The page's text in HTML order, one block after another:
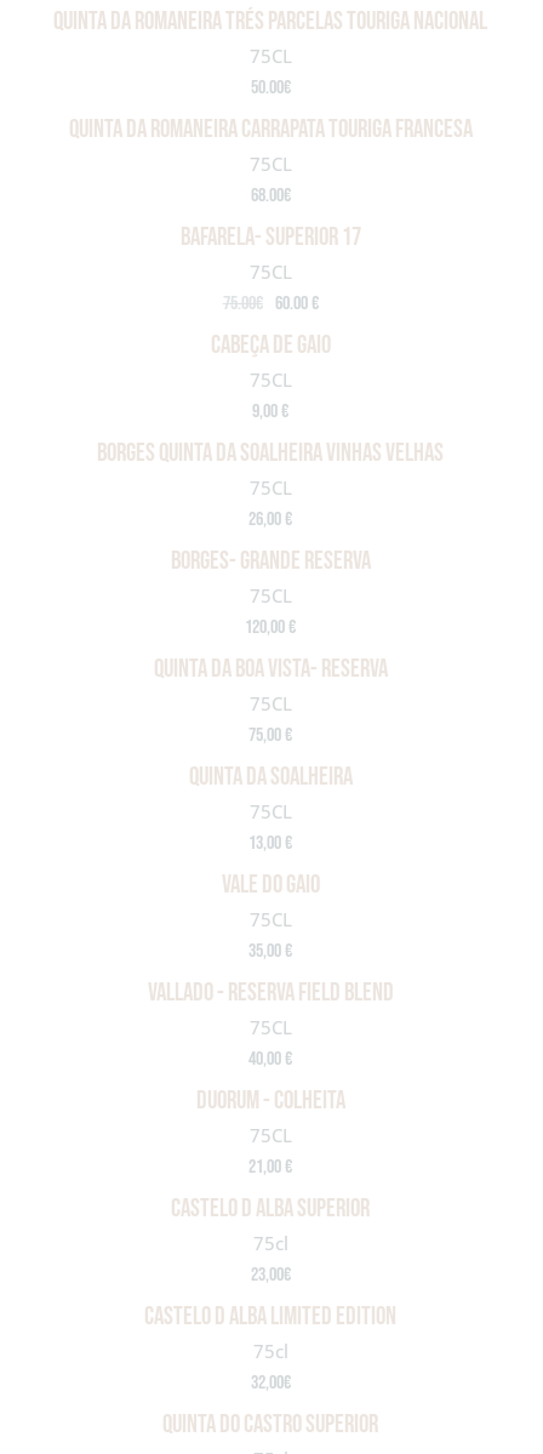
QUINTA DA ROMANEIRA TRÉS PARCELAS TOURIGA NACIONAL
75CL
50.00€
QUINTA DA ROMANEIRA CARRAPATA TOURIGA FRANCESA
75CL
68.00€
BAFARELA- SUPERIOR 17
75CL
75.00€ 60.00 €
CABEÇA DE GAIO
75CL
9,00 €
BORGES QUINTA DA SOALHEIRA VINHAS VELHAS
75CL
26,00 €
BORGES- GRANDE RESERVA
75CL
120,00 €
QUINTA DA BOA VISTA- RESERVA
75CL
75,00 €
QUINTA DA SOALHEIRA
75CL
13,00 €
VALE DO GAIO
75CL
35,00 €
VALLADO - RESERVA FIELD BLEND
75CL
40,00 €
DUORUM - COLHEITA
75CL
21,00 €
castelo d alba superior
75cl
23,00€
castelo d alba limited edition
75cl
32,00€
Quinta do Castro Superior